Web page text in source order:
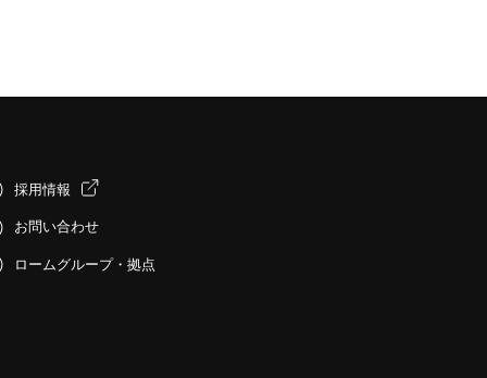
採用情報
お問い合わせ
ロームグループ・拠点